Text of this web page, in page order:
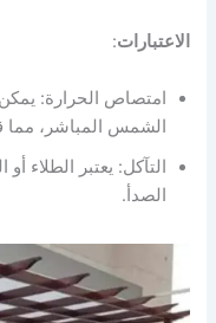
الاعتبارات:
امتصاص الحرارة:
الشمس المباشر، مما
التآكل: يعتبر الطلاء
الصدأ.